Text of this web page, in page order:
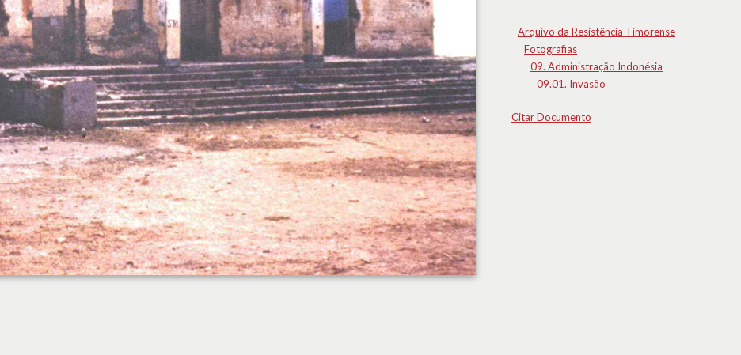
Arquivo da Resistência Timorense
Fotografias
09. Administração Indonésia
09.01. Invasão
Citar Documento